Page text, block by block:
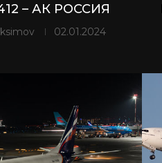
– АК РОССИЯ
02.01.2024